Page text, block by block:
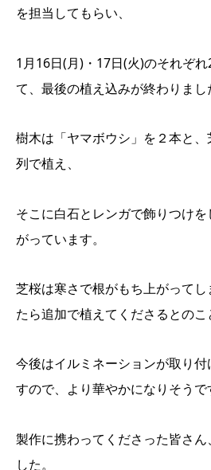
を担当してもらい、
1月16日(月) ・ 17日(火)のそれぞれ
て、最後の植え込みが終わりまし
樹木は「ヤマボウシ」を２本と
列で植え、
そこに白石とレンガで飾りつけ
がっています。
芝桜は寒さで根がもち上がって
たら追加で植えてくださるとのこ
今後はイルミネーションが取り付
すので、より華やかになりそうで
製作に携わってくださった皆さん
した。